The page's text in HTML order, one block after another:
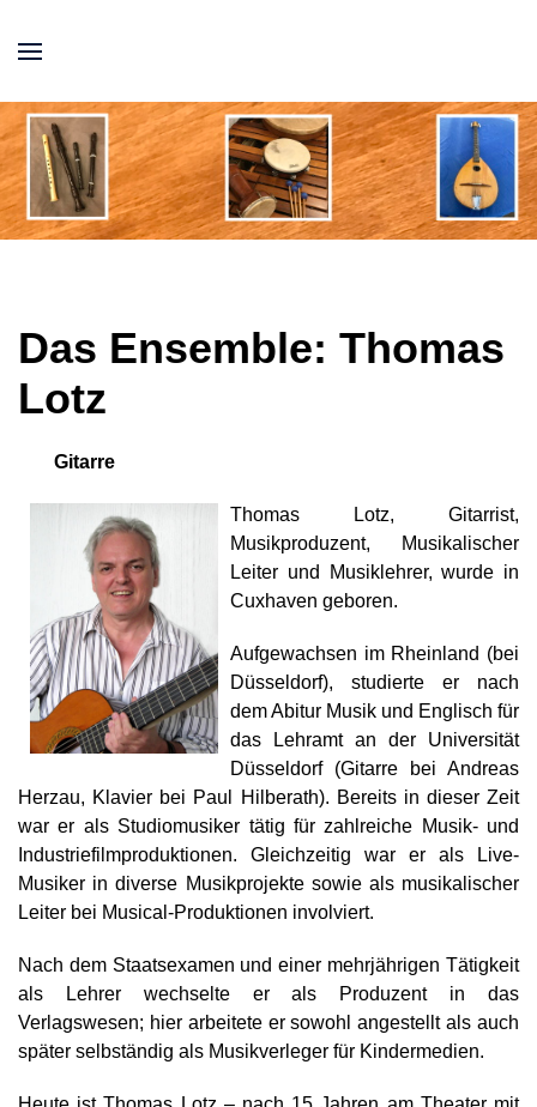
Das Ensemble: Thomas
Lotz
Gitarre
Thomas Lotz, Gitarrist,
Musikproduzent, Musikalischer
Leiter und Musiklehrer, wurde in
Cuxhaven geboren.
Aufgewachsen im Rheinland (bei
Düsseldorf), studierte er nach
dem Abitur Musik und Englisch für
das Lehramt an der Universität
Düsseldorf (Gitarre bei Andreas
Herzau, Klavier bei Paul Hilberath). Bereits in dieser Zeit
war er als Studiomusiker tätig für zahlreiche Musik- und
Industriefilmproduktionen. Gleichzeitig war er als Live-
Musiker in diverse Musikprojekte sowie als musikalischer
Leiter bei Musical-Produktionen involviert.
Nach dem Staatsexamen und einer mehrjährigen Tätigkeit
als Lehrer wechselte er als Produzent in das
Verlagswesen; hier arbeitete er sowohl angestellt als auch
später selbständig als Musikverleger für Kindermedien.